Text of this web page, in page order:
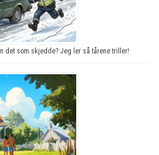
det som skjedde? Jeg ler så tårene triller!